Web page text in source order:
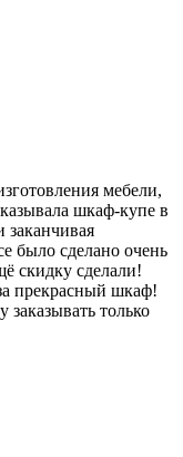
мебели,
шкаф-купе в
заканчивая
было сделано очень
скидку сделали!
прекрасный шкаф!
заказывать только